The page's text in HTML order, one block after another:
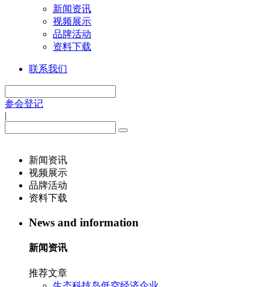
新闻资讯
视频展示
品牌活动
资料下载
联系我们
参会登记
|
新闻资讯
视频展示
品牌活动
资料下载
News and information
新闻资讯
推荐文章